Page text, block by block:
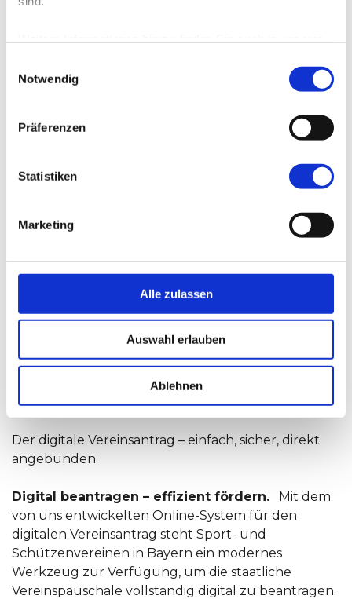
Notwendig
Präferenzen
Statistiken
Marketing
Alle zulassen
Auswahl erlauben
Ablehnen
Digitaler Onlineantrag für Sport-
und Schützenvereine
Der digitale Vereinsantrag – einfach, sicher, direkt
angebunden
Digital beantragen – effizient fördern. Mit dem
von uns entwickelten Online-System für den
digitalen Vereinsantrag steht Sport- und
Schützenvereinen in Bayern ein modernes
Werkzeug zur Verfügung, um die staatliche
Vereinspauschale vollständig digital zu beantragen.